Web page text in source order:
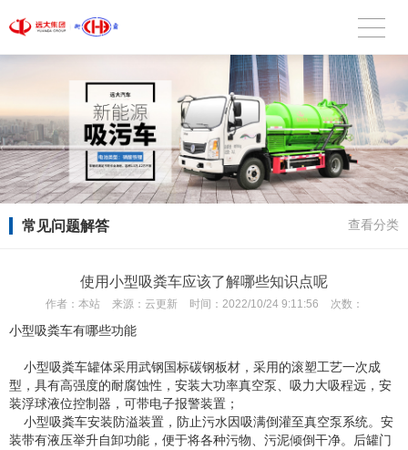
常见问题解答 查看分类
使用小型吸粪车应该了解哪些知识点呢
作者： 本站 来源： 云更新 时间： 2022/10/24 9:11:56 次数：
小型吸粪车有哪些功能
小型吸粪车罐体采用武钢国标碳钢板材，采用的滚塑工艺一次成
型，具有高强度的耐腐蚀性，安装大功率真空泵、吸力大吸程远，安
装浮球液位控制器，可带电子报警装置；
小型吸粪车安装防溢装置，防止污水因吸满倒灌至真空泵系统。安
装带有液压举升自卸功能，便于将各种污物、污泥倾倒干净。后罐门